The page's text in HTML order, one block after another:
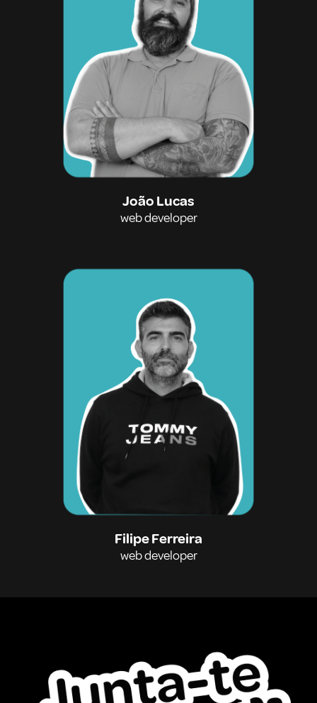
João Lucas
web developer
Filipe Ferreira
web developer